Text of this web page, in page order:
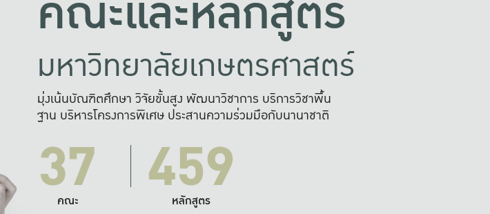
มหาวิทยาลัยเกษตรศาสตร์
มุ่งเน้นบัณฑิตศึกษา วิจัยขั้นสูง พัฒนาวิชาการ บริการวิชาพื้น
ฐาน บริหารโครงการพิเศษ ประสานความร่วมมือกับนานาชาติ
37
คณะ 459
หลักสูตร